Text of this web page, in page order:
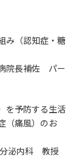
（認知症・糖
院長補佐 パー
を予防する生活
（痛風）のお
分泌内科 教授